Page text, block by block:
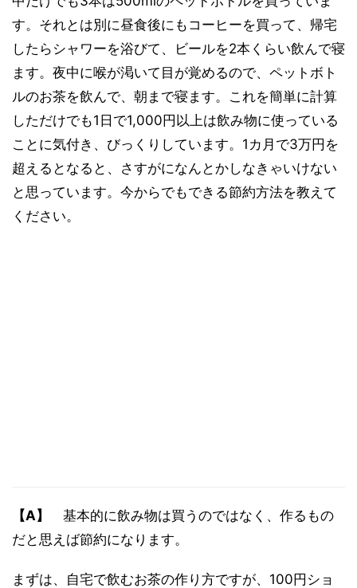
す。それとは別に昼食後にもコーヒーを買って、帰宅
したらシャワーを浴びて、ビールを2本くらい飲んで寝
ます。夜中に喉が渇いて目が覚めるので、ペットボト
ルのお茶を飲んで、朝まで寝ます。これを簡単に計算
しただけでも1日で1,000円以上は飲み物に使っている
ことに気付き、びっくりしています。1カ月で3万円を
超えるとなると、さすがになんとかしなきゃいけない
と思っています。今からでもできる節約方法を教えて
ください。
【A】
基本的に飲み物は買うのではなく、作るもの
だと思えば節約になります。
まずは、自宅で飲むお茶の作り方ですが、100円ショ